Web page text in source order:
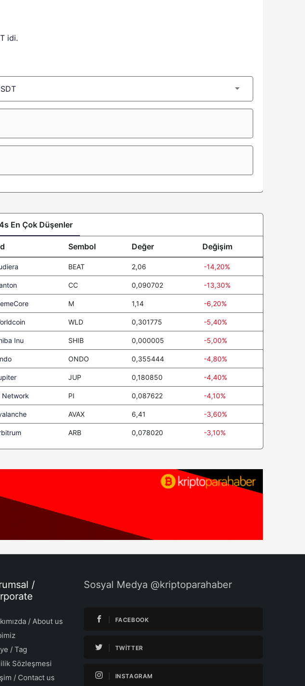
idi.
En Çok Düşenler
Sembol Değer Değişim
BEAT 2,06 -14,20%
CC 0,090702 -13,30%
M 1,14 -6,20%
WLD 0,301775 -5,40%
Inu SHIB 0,000005 -5,00%
ONDO 0,355444 -4,80%
JUP 0,180850 -4,40%
Network PI 0,087622 -4,10%
AVAX 6,41 -3,60%
ARB 0,078020 -3,10%
/
/ About us
/ Tag
Sözleşmesi
/ Contact us
Sosyal Medya @kriptoparahaber
FACEBOOK
TWITTER
INSTAGRAM